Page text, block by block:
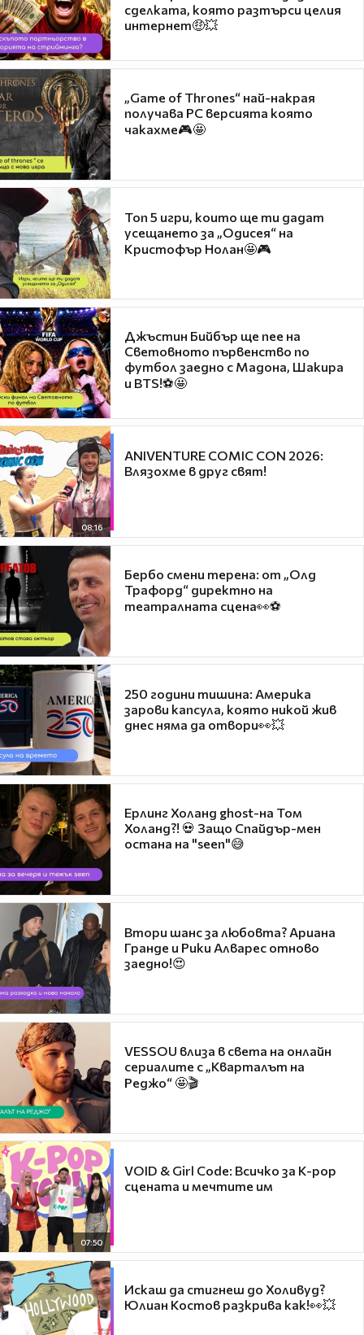
сделката, която разтърси целия
интернет🤑💥
„Game of Thrones“ най-накрая
получава PC версията която
чакахме🎮🤩
Топ 5 игри, които ще ти дадат
усещането за „Одисея“ на
Кристофър Нолан🤩🎮
Джъстин Бийбър ще пее на
Световното първенство по
футбол заедно с Мадона, Шакира
и BTS!⚽🤩
08:16
ANIVENTURE COMIC CON 2026:
Влязохме в друг свят!
Бербо смени терена: от „Олд
Трафорд“ директно на
театралната сцена👀⚽
250 години тишина: Америка
зарови капсула, която никой жив
днес няма да отвори👀💥
Ерлинг Холанд ghost-на Том
Холанд?! 💀 Защо Спайдър-мен
остана на "seen"😅
Втори шанс за любовта? Ариана
Гранде и Рики Алварес отново
заедно!😍
VESSOU влиза в света на онлайн
сериалите с „Кварталът на
Реджо“ 🤩🎬
07:50
VOID & Girl Code: Всичко за K-pop
сцената и мечтите им
Искаш да стигнеш до Холивуд?
Юлиан Костов разкрива как!👀💥